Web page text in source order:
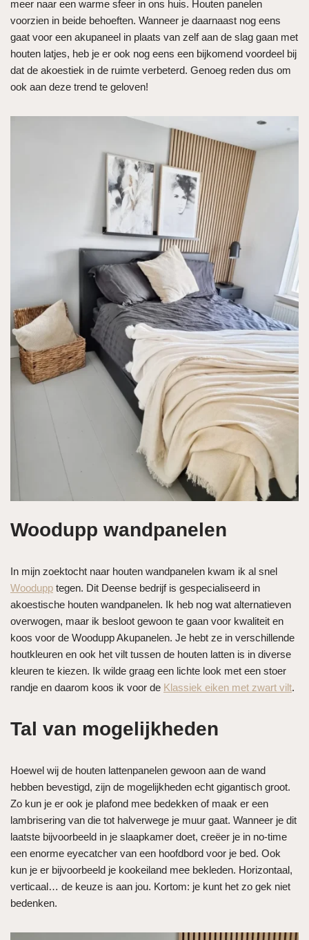
meer naar een warme sfeer in ons huis. Houten panelen
voorzien in beide behoeften. Wanneer je daarnaast nog eens
gaat voor een akupaneel in plaats van zelf aan de slag gaan met
houten latjes, heb je er ook nog eens een bijkomend voordeel bij
dat de akoestiek in de ruimte verbeterd. Genoeg reden dus om
ook aan deze trend te geloven!
Woodupp wandpanelen
In mijn zoektocht naar houten wandpanelen kwam ik al snel
Woodupp tegen. Dit Deense bedrijf is gespecialiseerd in
akoestische houten wandpanelen. Ik heb nog wat alternatieven
overwogen, maar ik besloot gewoon te gaan voor kwaliteit en
koos voor de Woodupp Akupanelen. Je hebt ze in verschillende
houtkleuren en ook het vilt tussen de houten latten is in diverse
kleuren te kiezen. Ik wilde graag een lichte look met een stoer
randje en daarom koos ik voor de Klassiek eiken met zwart vilt.
Tal van mogelijkheden
Hoewel wij de houten lattenpanelen gewoon aan de wand
hebben bevestigd, zijn de mogelijkheden echt gigantisch groot.
Zo kun je er ook je plafond mee bedekken of maak er een
lambrisering van die tot halverwege je muur gaat. Wanneer je dit
laatste bijvoorbeeld in je slaapkamer doet, creëer je in no-time
een enorme eyecatcher van een hoofdbord voor je bed. Ook
kun je er bijvoorbeeld je kookeiland mee bekleden. Horizontaal,
verticaal… de keuze is aan jou. Kortom: je kunt het zo gek niet
bedenken.